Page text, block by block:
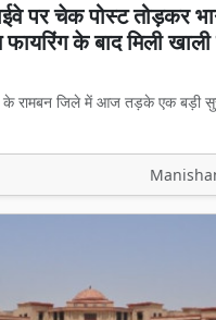
पर चेक पोस्ट तोड़कर
फायरिंग के बाद मिली खाली
रामबन जिले में आज तड़के एक बड़ी